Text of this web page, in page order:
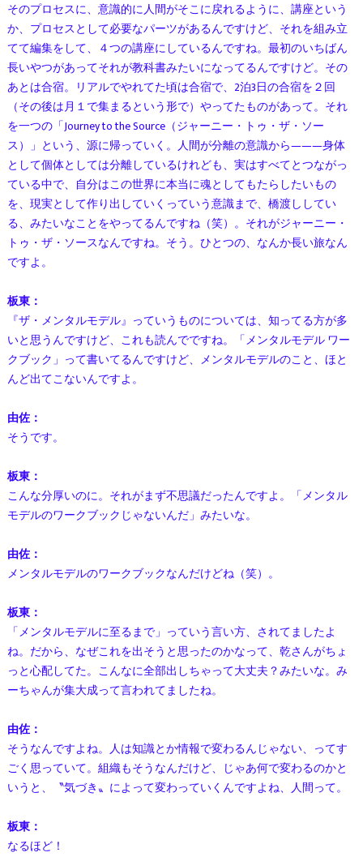
そのプロセスに、意識的に人間がそこに戻れるように、講座という
か、プロセスとして必要なパーツがあるんですけど、それを組み立
てて編集をして、４つの講座にしているんですね。最初のいちばん
長いやつがあってそれが教科書みたいになってるんですけど。その
あとは合宿。リアルでやれてた頃は合宿で、2泊3日の合宿を２回
（その後は月１で集まるという形で）やってたものがあって。それ
を一つの「Journey to the Source（ジャーニー・トゥ・ザ・ソー
ス）」という、源に帰っていく。人間が分離の意識から———身体
として個体としては分離しているけれども、実はすべてとつながっ
ている中で、自分はこの世界に本当に魂としてもたらしたいもの
を、現実として作り出していくっていう意識まで、橋渡ししてい
る、みたいなことをやってるんですね（笑）。それがジャーニー・
トゥ・ザ・ソースなんですね。そう。ひとつの、なんか長い旅なん
ですよ。
板東：
『ザ・メンタルモデル』っていうものについては、知ってる方が多
いと思うんですけど、これも読んでですね。「メンタルモデル ワー
クブック」って書いてるんですけど、メンタルモデルのこと、ほと
んど出てこないんですよ。
由佐：
そうです。
板東：
こんな分厚いのに。それがまず不思議だったんですよ。「メンタル
モデルのワークブックじゃないんだ」みたいな。
由佐：
メンタルモデルのワークブックなんだけどね（笑）。
板東：
「メンタルモデルに至るまで」っていう言い方、されてましたよ
ね。だから、なぜこれを出そうと思ったのかなって、乾さんがちょ
っと心配してた。こんなに全部出しちゃって大丈夫？みたいな。み
ーちゃんが集大成って言われてましたね。
由佐：
そうなんですよね。人は知識とか情報で変わるんじゃない、ってす
ごく思っていて。組織もそうなんだけど、じゃあ何で変わるのかと
いうと、〝気づき〟によって変わっていくんですよね、人間って。
板東：
なるほど！